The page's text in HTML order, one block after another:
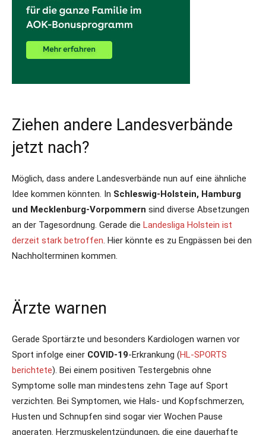
Ziehen andere Landesverbände
jetzt nach?
Möglich, dass andere Landesverbände nun auf eine ähnliche
Idee kommen könnten. In Schleswig-Holstein, Hamburg
und Mecklenburg-Vorpommern sind diverse Absetzungen
an der Tagesordnung. Gerade die Landesliga Holstein ist
derzeit stark betroffen. Hier könnte es zu Engpässen bei den
Nachholterminen kommen.
Ärzte warnen
Gerade Sportärzte und besonders Kardiologen warnen vor
Sport infolge einer COVID-19-Erkrankung (HL-SPORTS
berichtete). Bei einem positiven Testergebnis ohne
Symptome solle man mindestens zehn Tage auf Sport
verzichten. Bei Symptomen, wie Hals- und Kopfschmerzen,
Husten und Schnupfen sind sogar vier Wochen Pause
angeraten. Herzmuskelentzündungen, die eine dauerhafte